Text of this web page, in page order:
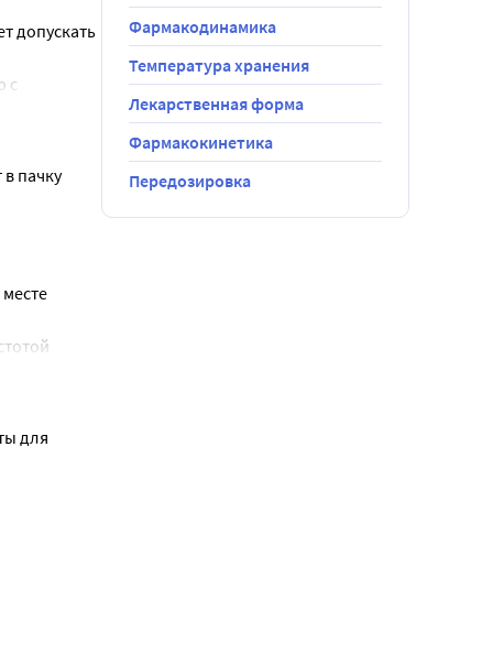
допускать
с
в
пачку
и
отек,
для
Фармакодинамика
Температура хранения
Лекарственная форма
Фармакокинетика
Передозировка